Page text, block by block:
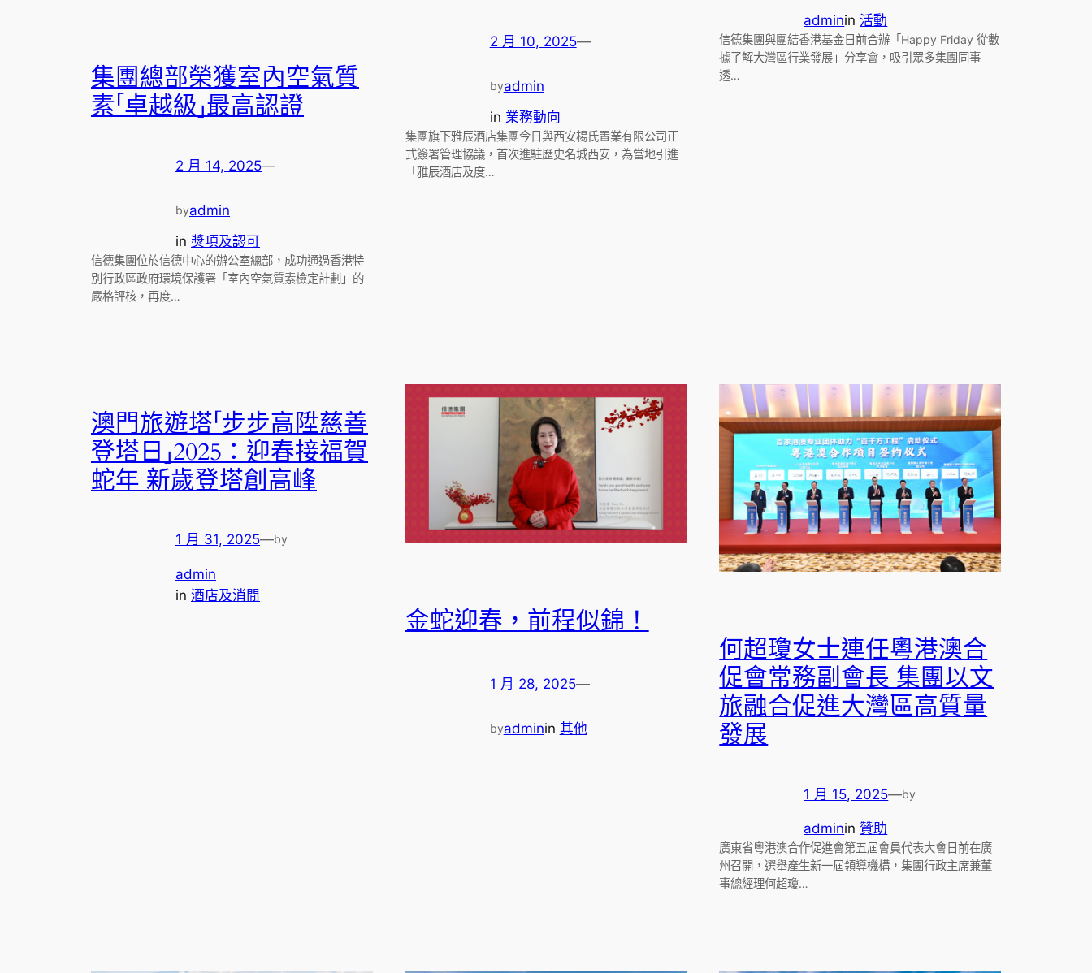
集團總部榮獲室內空氣質
素「卓越級」最高認證
2 月 14, 2025—
byadmin
in 獎項及認可
信德集團位於信德中心的辦公室總部，成功通過香港特
別行政區政府環境保護署「室內空氣質素檢定計劃」的
嚴格評核，再度…
2 月 10, 2025—
byadmin
in 業務動向
集團旗下雅辰酒店集團今日與西安楊氏置業有限公司正
式簽署管理協議，首次進駐歷史名城西安，為當地引進
「雅辰酒店及度…
adminin 活動
信德集團與團結香港基金日前合辦「Happy Friday 從數
據了解大灣區行業發展」分享會，吸引眾多集團同事
透…
澳門旅遊塔「步步高陞慈善
登塔日」2025：迎春接福賀
蛇年 新歲登塔創高峰
1 月 31, 2025—by
admin
in 酒店及消閒
金蛇迎春，前程似錦！
1 月 28, 2025—
byadminin 其他
何超瓊女士連任粵港澳合
促會常務副會長 集團以文
旅融合促進大灣區高質量
發展
1 月 15, 2025—by
adminin 贊助
廣東省粵港澳合作促進會第五屆會員代表大會日前在廣
州召開，選舉產生新一屆領導機構，集團行政主席兼董
事總經理何超瓊…